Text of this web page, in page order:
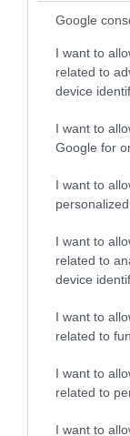
Google
I want to
related to
device
I want to
Google for
I want to
I want to
related to
device
I want to
related to
I want to
related to
I want to
06.08.2026 | 14:02